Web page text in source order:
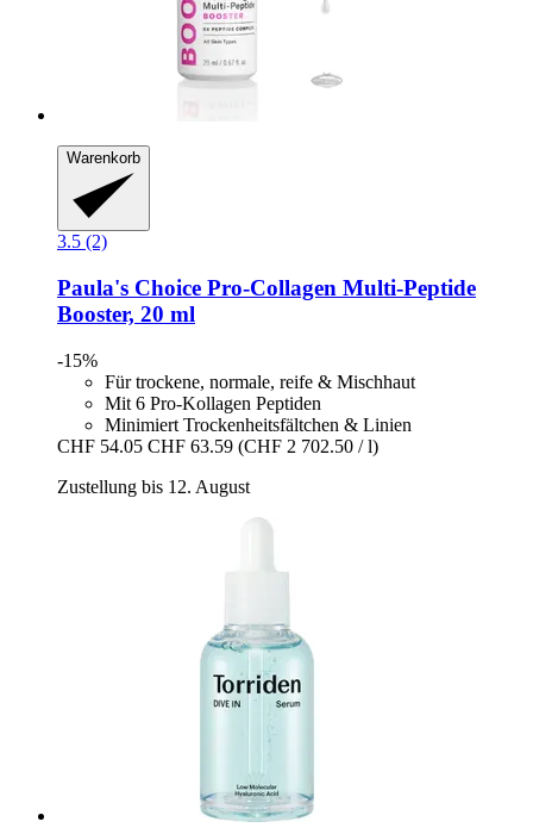
Warenkorb
3.5 (2)
Paula's Choice Pro-​Collagen Multi-​Peptide
Booster, 20 ml
-15%
Für trockene, normale, reife & Mischhaut
Mit 6 Pro-Kollagen Peptiden
Minimiert Trockenheitsfältchen & Linien
CHF 54.05 CHF 63.59 (CHF 2 702.50 / l)
Zustellung bis 12. August